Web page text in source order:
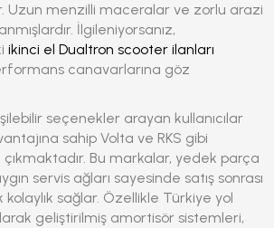
Uzun menzilli maceralar ve zorlu arazi
İlgileniyorsanız,
ikinci el Dualtron scooter ilanları
canavarlarına göz
seçenekler arayan kullanıcılar
sahip Volta ve RKS gibi
Bu markalar, yedek parça
servis ağları sayesinde satış sonrası
sağlar. Özellikle Türkiye yol
geliştirilmiş amortisör sistemleri,